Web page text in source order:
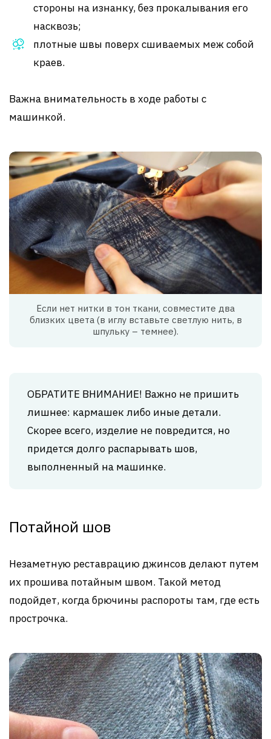
стороны на изнанку, без прокалывания его
насквозь;
плотные швы поверх сшиваемых меж собой
краев.
Важна внимательность в ходе работы с
машинкой.
Если нет нитки в тон ткани, совместите два
близких цвета (в иглу вставьте светлую нить, в
шпульку – темнее).
ОБРАТИТЕ ВНИМАНИЕ! Важно не пришить
лишнее: кармашек либо иные детали.
Скорее всего, изделие не повредится, но
придется долго распарывать шов,
выполненный на машинке.
Потайной шов
Незаметную реставрацию джинсов делают путем
их прошива потайным швом. Такой метод
подойдет, когда брючины распороты там, где есть
прострочка.